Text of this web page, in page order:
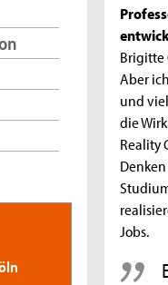
Brigitte
Aber
und
die
Reality
Jobs.